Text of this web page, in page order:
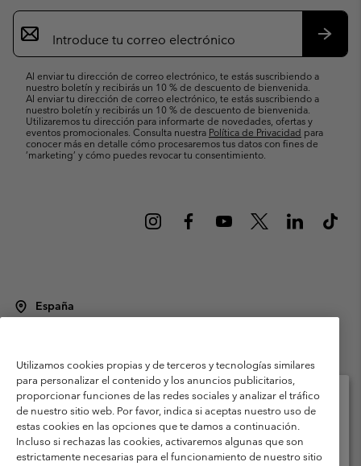
Suscripción
de
correo
Al enviar tu dirección de correo electrónico, te estás suscribiendo a
nuestro boletín y recibirás un 10 % de descuento de bienvenida.
Al enviar tu dirección de correo electrónico, te estás suscribiendo a
nuestro boletín y recibirás un 10 % de descuento de bienvenida.
Utilizaremos tu dirección para informarte de novedades, ofertas y
eventos promocionales. Consulta nuestra Política de Privacidad para
conocer más en detalle cómo procesaremos tus datos con fines de
’marketing’ y cómo puedes revocar tu consentimiento.
España
Condiciones de uso
Terminos de Venta
Garantía
Política de Privacidad
Términos y condiciones del programa de miembros
Términos De Uso Del Contenido Generado Por Los Usuarios
Utilizamos cookies propias y de terceros y tecnologías similares
para personalizar el contenido y los anuncios publicitarios,
proporcionar funciones de las redes sociales y analizar el tráfico
de nuestro sitio web. Por favor, indica si aceptas nuestro uso de
estas cookies en las opciones que te damos a continuación.
Incluso si rechazas las cookies, activaremos algunas que son
estrictamente necesarias para el funcionamiento de nuestro sitio
Selecciona tu país e idioma envío
Compras en línea disponibles